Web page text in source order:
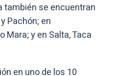
también se encuentran
Pachón; en
Mara; y en Salta, Taca
en uno de los 10